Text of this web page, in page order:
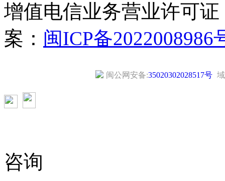
增值电信业务营业许可证
案： 闽ICP备2022008986
闽公网安备:35020302028517号
咨询